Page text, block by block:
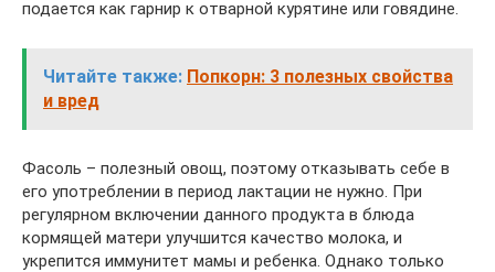
подается как гарнир к отварной курятине или говядине.
Читайте также: Попкорн: 3 полезных свойства
и вред
Фасоль – полезный овощ, поэтому отказывать себе в
его употреблении в период лактации не нужно. При
регулярном включении данного продукта в блюда
кормящей матери улучшится качество молока, и
укрепится иммунитет мамы и ребенка. Однако только